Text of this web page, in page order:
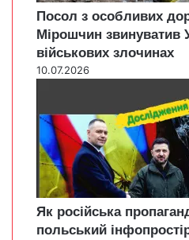
Посол з особливих
Мірошчин звинуватив
військових злочинах
10.07.2026
Як російська
польський